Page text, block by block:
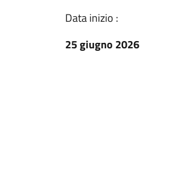
Data inizio :
25 giugno 2026